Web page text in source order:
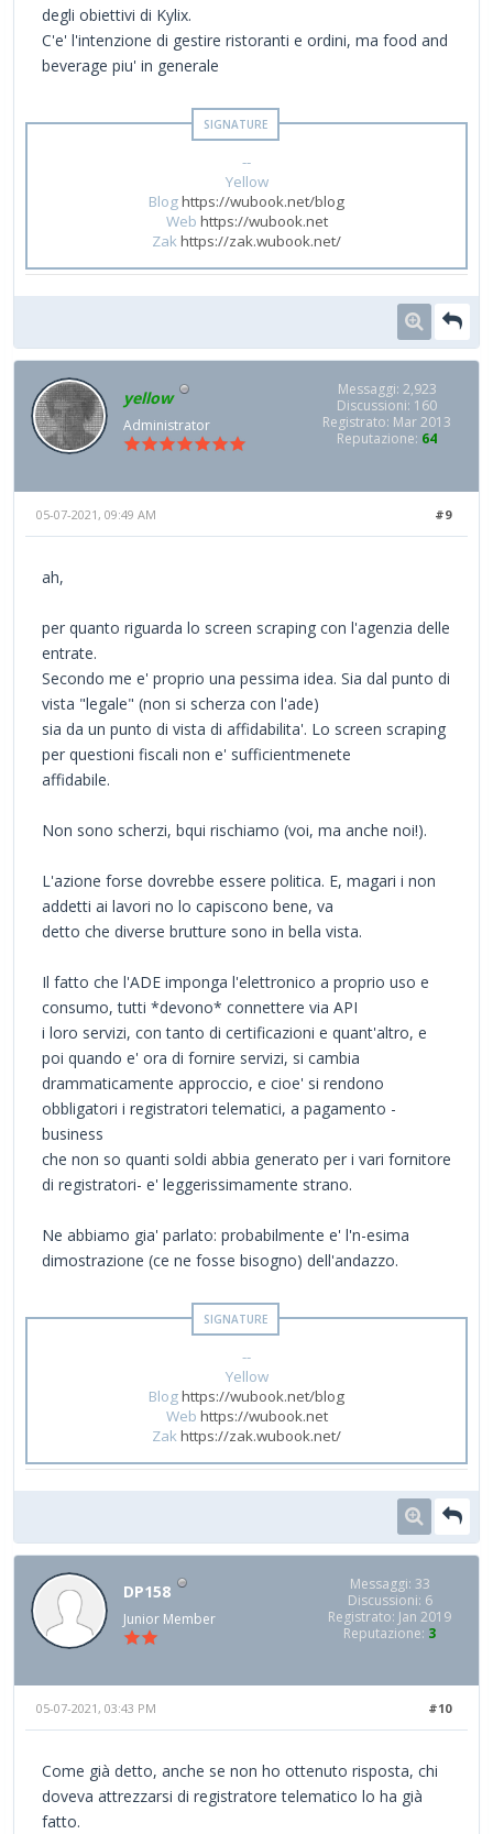
degli obiettivi di Kylix.
C'e' l'intenzione di gestire ristoranti e ordini, ma food and
beverage piu' in generale
--
Yellow
Bloghttps://wubook.net/blog
Web https://wubook.net
Zakhttps://zak.wubook.net/
yellow
Administrator
Messaggi: 2,923
Discussioni: 160
Registrato: Mar 2013
Reputazione: 64
#9
05-07-2021, 09:49 AM
ah,
per quanto riguarda lo screen scraping con l'agenzia delle
entrate.
Secondo me e' proprio una pessima idea. Sia dal punto di
vista "legale" (non si scherza con l'ade)
sia da un punto di vista di affidabilita'. Lo screen scraping
per questioni fiscali non e' sufficientmenete
affidabile.
Non sono scherzi, bqui rischiamo (voi, ma anche noi!).
L'azione forse dovrebbe essere politica. E, magari i non
addetti ai lavori no lo capiscono bene, va
detto che diverse brutture sono in bella vista.
Il fatto che l'ADE imponga l'elettronico a proprio uso e
consumo, tutti *devono* connettere via API
i loro servizi, con tanto di certificazioni e quant'altro, e
poi quando e' ora di fornire servizi, si cambia
drammaticamente approccio, e cioe' si rendono
obbligatori i registratori telematici, a pagamento -
business
che non so quanti soldi abbia generato per i vari fornitore
di registratori- e' leggerissimamente strano.
Ne abbiamo gia' parlato: probabilmente e' l'n-esima
dimostrazione (ce ne fosse bisogno) dell'andazzo.
--
Yellow
Bloghttps://wubook.net/blog
Web https://wubook.net
Zakhttps://zak.wubook.net/
DP158
Junior Member
Messaggi: 33
Discussioni: 6
Registrato: Jan 2019
Reputazione: 3
#10
05-07-2021, 03:43 PM
Come già detto, anche se non ho ottenuto risposta, chi
doveva attrezzarsi di registratore telematico lo ha già
fatto.